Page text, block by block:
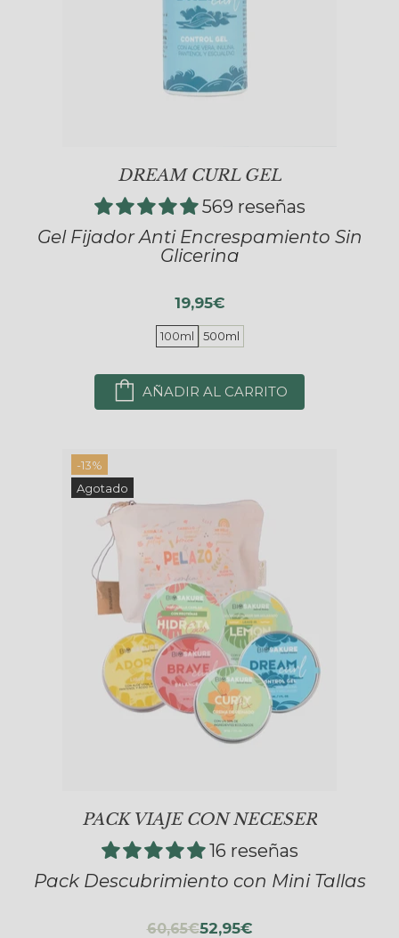
DREAM CURL GEL
569 reseñas
Gel Fijador Anti Encrespamiento Sin
Glicerina
19,95€
100ml 500ml
AÑADIR AL CARRITO
-13%
Agotado
PACK VIAJE CON NECESER
16 reseñas
Pack Descubrimiento con Mini Tallas
60,65€52,95€